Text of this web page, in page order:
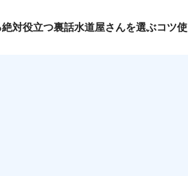
対役立つ裏話水道屋さんを選ぶコツ